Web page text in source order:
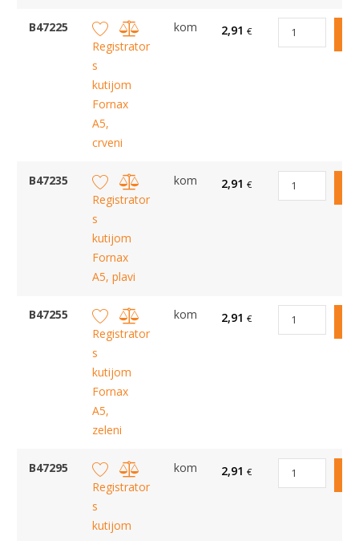
B47225
Registrator
s
kutijom
Fornax
A5,
crveni
kom 2,91 €
B47235
Registrator
s
kutijom
Fornax
A5, plavi
kom 2,91 €
B47255
Registrator
s
kutijom
Fornax
A5,
zeleni
kom 2,91 €
B47295
Registrator
s
kutijom
kom 2,91 €